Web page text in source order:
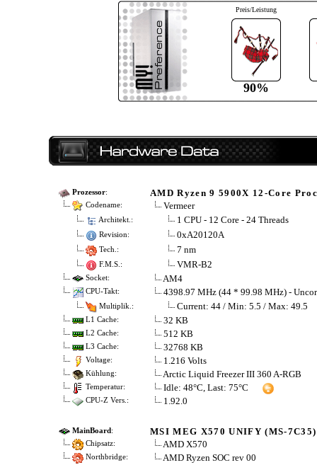
Preis/Leistung
90%
Prozessor: AMD Ryzen 9 5900X 12-Core
Codename: Vermeer
Architekt.: 1 CPU - 12 Core - 24 Threads
Revision: 0xA20120A
Tech.: 7 nm
F.M.S.: VMR-B2
Socket: AM4
CPU-Takt: 4398.97 MHz (44 * 99.98 MHz) -
Multiplik.: Current: 44 / Min: 5.5 / Max: 49.5
L1 Cache: 32 KB
L2 Cache: 512 KB
L3 Cache: 32768 KB
Voltage: 1.216 Volts
Kühlung: Arctic Liquid Freezer III 360 A-RGB
Temperatur: Idle: 48°C, Last: 75°C
CPU-Z Vers.: 1.92.0
MainBoard: MSI MEG X570 UNIFY (MS-7C35)
Chipsatz: AMD X570
Northbridge: AMD Ryzen SOC rev 00